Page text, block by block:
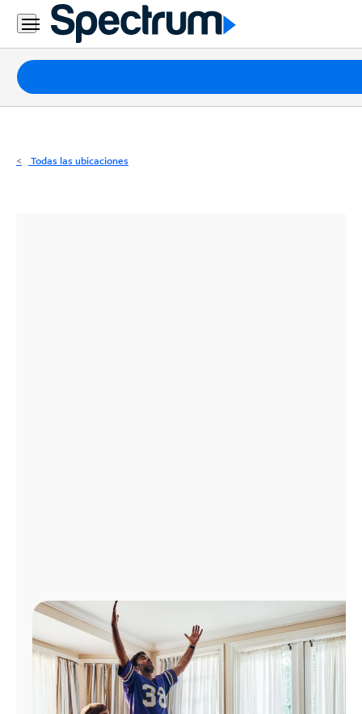
Residencial
Business
Paquetes
Internet
Todas las ubicaciones